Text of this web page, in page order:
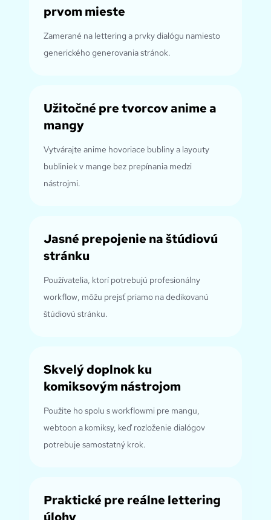
prvom mieste
Zamerané na lettering a prvky dialógu namiesto
generického generovania stránok.
Užitočné pre tvorcov anime a
mangy
Vytvárajte anime hovoriace bubliny a layouty
bubliniek v mange bez prepínania medzi
nástrojmi.
Jasné prepojenie na štúdiovú
stránku
Používatelia, ktorí potrebujú profesionálny
workflow, môžu prejsť priamo na dedikovanú
štúdiovú stránku.
Skvelý doplnok ku
komiksovým nástrojom
Použite ho spolu s workflowmi pre mangu,
webtoon a komiksy, keď rozloženie dialógov
potrebuje samostatný krok.
Praktické pre reálne lettering
úlohy